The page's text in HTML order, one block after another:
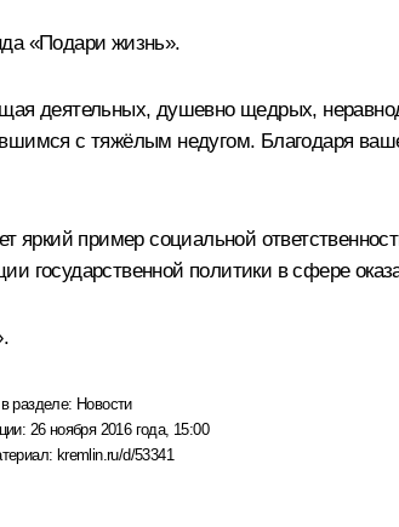
«Подари жизнь».
деятельных, душевно щедрых,
с тяжёлым недугом. Благодаря
яркий пример социальной
государственной политики в сфере
разделе: Новости
26 ноября 2016 года, 15:00
kremlin.ru/d/53341